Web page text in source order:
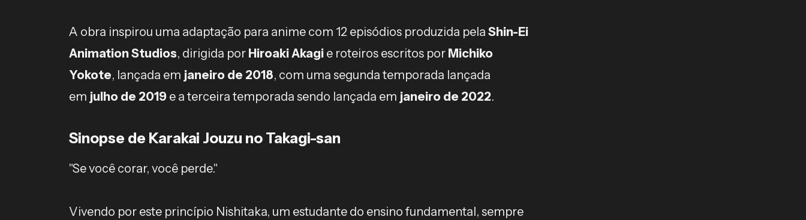
A obra inspirou uma adaptação para anime com 12 episódios produzida pela Shin-Ei
Animation Studios, dirigida por Hiroaki Akagi e roteiros escritos por Michiko
Yokote, lançada em janeiro de 2018, com uma segunda temporada lançada
em julho de 2019 e a terceira temporada sendo lançada em janeiro de 2022.
Sinopse de Karakai Jouzu no Takagi-san
"Se você corar, você perde."
Vivendo por este princípio Nishitaka, um estudante do ensino fundamental, sempre